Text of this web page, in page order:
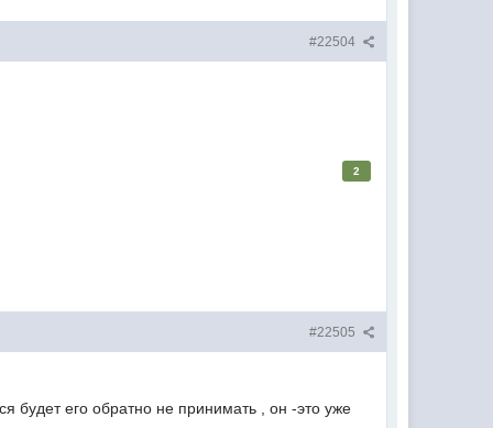
#22504
2
#22505
будет его обратно не принимать , он -это уже